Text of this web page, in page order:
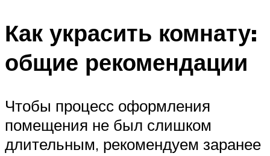
Как украсить комнату:
общие рекомендации
Чтобы процесс оформления
помещения не был слишком
длительным, рекомендуем заранее